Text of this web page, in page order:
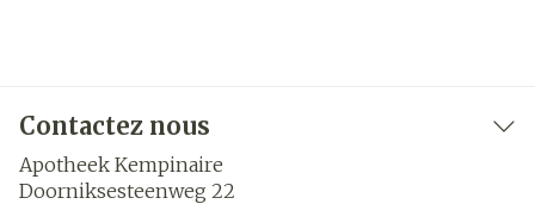
Contactez nous
Apotheek Kempinaire
Doorniksesteenweg 22